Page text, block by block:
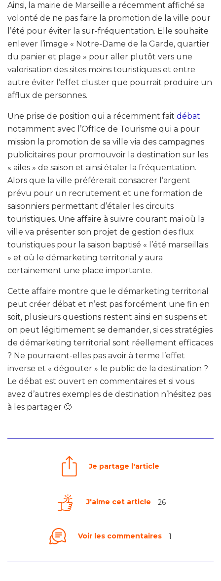
Ainsi, la mairie de Marseille a récemment affiché sa
volonté de ne pas faire la promotion de la ville pour
l’été pour éviter la sur-fréquentation. Elle souhaite
enlever l’image « Notre-Dame de la Garde, quartier
du panier et plage » pour aller plutôt vers une
valorisation des sites moins touristiques et entre
autre éviter l’effet cluster que pourrait produire un
afflux de personnes.
Une prise de position qui a récemment fait débat
notamment avec l’Office de Tourisme qui a pour
mission la promotion de sa ville via des campagnes
publicitaires pour promouvoir la destination sur les
« ailes » de saison et ainsi étaler la fréquentation.
Alors que la ville préférerait consacrer l’argent
prévu pour un recrutement et une formation de
saisonniers permettant d’étaler les circuits
touristiques. Une affaire à suivre courant mai où la
ville va présenter son projet de gestion des flux
touristiques pour la saison baptisé « l’été marseillais
» et où le démarketing territorial y aura
certainement une place importante.
Cette affaire montre que le démarketing territorial
peut créer débat et n’est pas forcément une fin en
soit, plusieurs questions restent ainsi en suspens et
on peut légitimement se demander, si ces stratégies
de démarketing territorial sont réellement efficaces
? Ne pourraient-elles pas avoir à terme l’effet
inverse et « dégouter » le public de la destination ?
Le débat est ouvert en commentaires et si vous
avez d’autres exemples de destination n’hésitez pas
à les partager 🙂
Je partage l'article
J'aime cet article 26
Voir les commentaires 1